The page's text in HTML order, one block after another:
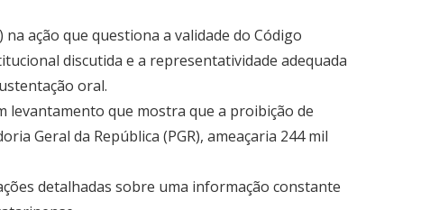
ação que questiona a validade do Código
discutida e a representatividade adequada
oral.
levantamento que mostra que a proibição de
Geral da República (PGR), ameaçaria 244 mil
detalhadas sobre uma informação constante